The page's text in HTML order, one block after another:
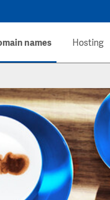
names Hosting